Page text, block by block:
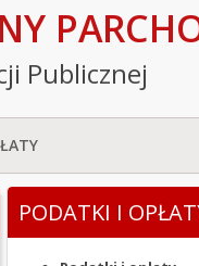
Publicznej
PODATKI I